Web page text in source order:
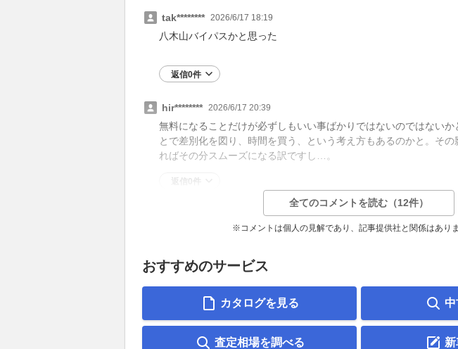
tak******** 2026/6/17 18:19
八木山バイパスかと思った
返信0件
hir******** 2026/6/17 20:39
無料になることだけが必ずしもいい事ばかりではないのではないか
とで差別化を図り、時間を買う、という考え方もあるのかと。そ
ればその分スムーズになる訳ですし…。
返信0件
全てのコメントを読む（12件）
※コメントは個人の見解であり、記事提供社と関係はありま
おすすめのサービス
カタログを見る
査定相場を調べる